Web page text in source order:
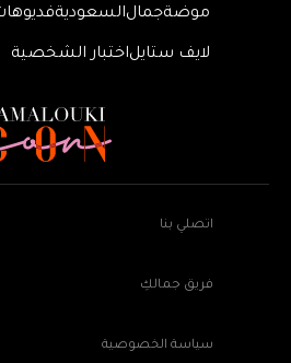
موضةجمالالسعودية
لايف ستايلاختبار الشخصية
اتصلي بنا
فريق جمالكِ
سياسة الخصوصية